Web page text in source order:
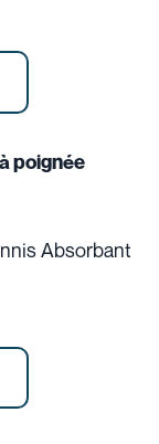
poignée
Absorbant